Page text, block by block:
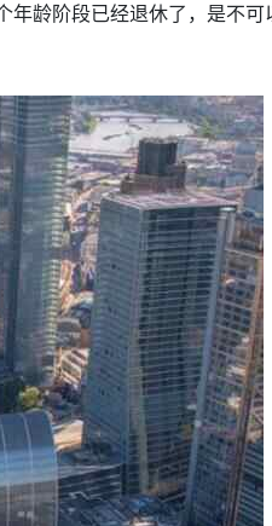
龄阶段已经退休了，是不可